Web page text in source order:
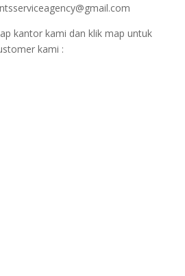
kantor kami dan klik map untuk
kami :